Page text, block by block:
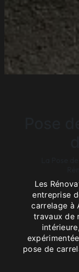
Les
entreprise
carrelage à
travaux de
pose de